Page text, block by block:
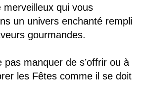
merveilleux qui vous
un univers enchanté rempli
gourmandes.
pas manquer de s’offrir ou à
les Fêtes comme il se doit